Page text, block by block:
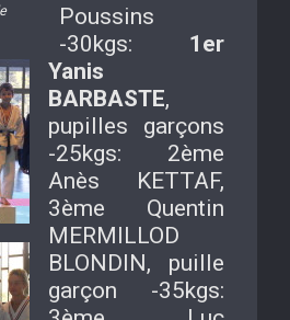
Poussins
-30kgs: 1er
Yanis
BARBASTE,
pupilles garçons
-25kgs: 2ème
Anès KETTAF,
3ème Quentin
MERMILLOD
BLONDIN, puille
garçon -35kgs: